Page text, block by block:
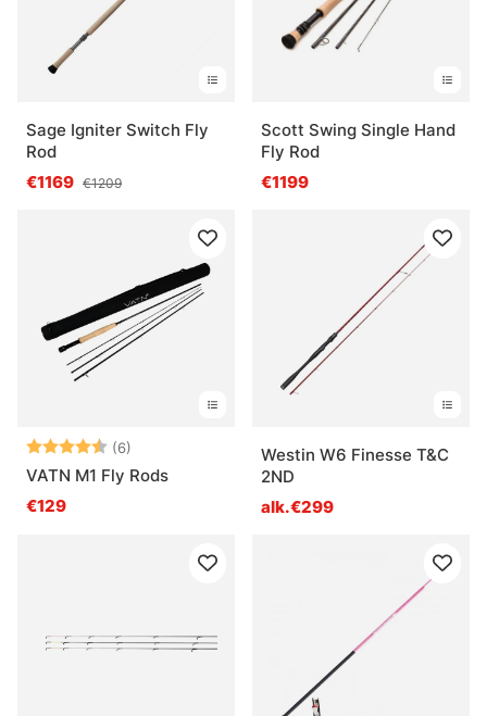
Sage Igniter Switch Fly
Rod
€1169 €1209
Scott Swing Single Hand
Fly Rod
€1199
Arvio: (6)
4.3 5:sta tähdestä
VATN M1 Fly Rods
€129
Westin W6 Finesse T&C
2ND
alk.€299